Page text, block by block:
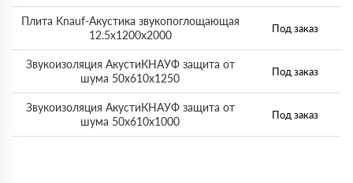
Плита Knauf-Акустика звукопоглощающая
12.5х1200х2000
Под заказ
Звукоизоляция АкустиКНАУФ защита от
шума 50х610х1250
Под заказ
Звукоизоляция АкустиКНАУФ защита от
шума 50х610х1000
Под заказ